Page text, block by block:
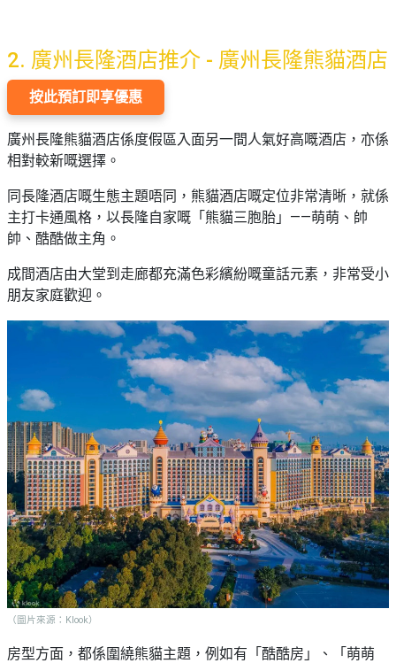
2. 廣州 長隆酒店推介 - 廣州長隆熊貓酒店
按此預訂即享優惠
廣州長隆熊貓酒店係度假區入面另一間人氣好高嘅酒店，亦係
相對較新嘅選擇。
同長隆酒店嘅生態主題唔同，熊貓酒店嘅定位非常清晰，就係
主打卡通風格，以長隆自家嘅「熊貓三胞胎」——萌萌、帥
帥、酷酷做主角。
成間酒店由大堂到走廊都充滿色彩繽紛嘅童話元素，非常受小
朋友家庭歡迎。
（圖片來源：Klook）
房型方面，都係圍繞熊貓主題，例如有「酷酷房」、「萌萌